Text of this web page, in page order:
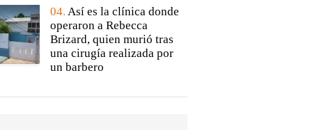
04. Así es la clínica donde
operaron a Rebecca
Brizard, quien murió tras
una cirugía realizada por
un barbero